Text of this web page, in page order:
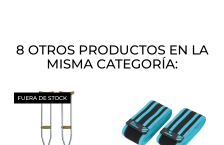
8 OTROS PRODUCTOS EN LA
MISMA CATEGORÍA:
FUERA DE STOCK